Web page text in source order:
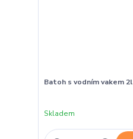
Batoh s vodním vakem 2l
Skladem